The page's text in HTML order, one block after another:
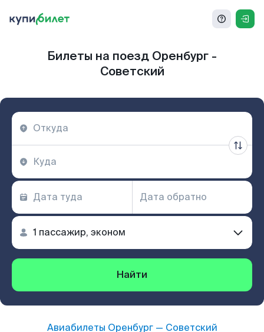
Билеты на поезд Оренбург -
Советский
Найти
Авиабилеты Оренбург— Советский